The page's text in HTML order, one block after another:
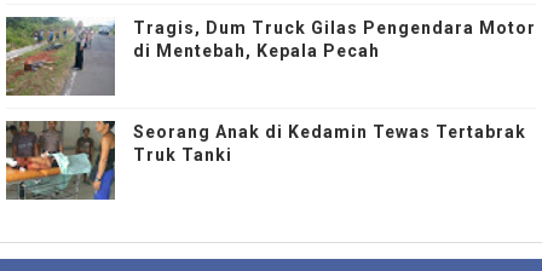
Tragis, Dum Truck Gilas Pengendara Motor
di Mentebah, Kepala Pecah
Seorang Anak di Kedamin Tewas Tertabrak
Truk Tanki